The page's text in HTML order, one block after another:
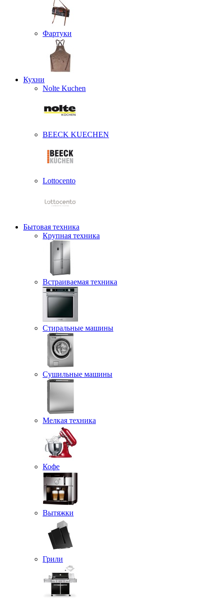
Фартуки
Кухни
Nolte Kuchen
BEECK KUECHEN
Lottocento
Бытовая техника
Крупная техника
Встраиваемая техника
Стиральные машины
Сушильные машины
Мелкая техника
Кофе
Вытяжки
Грили